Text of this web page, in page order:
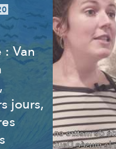
: Van
jours,